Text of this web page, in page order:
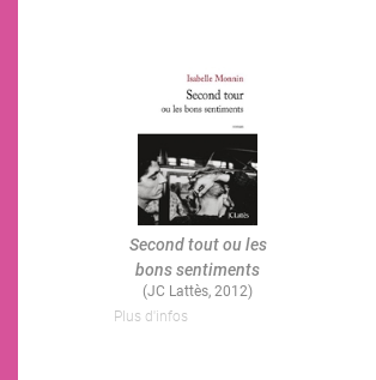
Second tout ou les
bons sentiments
(JC Lattès, 2012)
Plus d'infos